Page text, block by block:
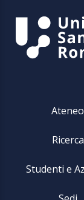
Ateneo
Ricerca
Studenti e